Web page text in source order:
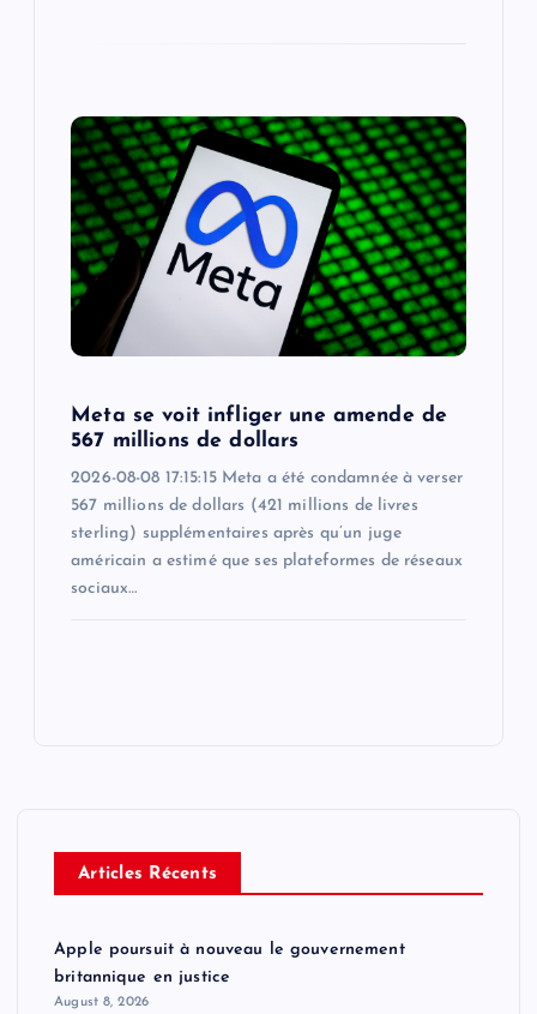
Meta se voit infliger une amende de
567 millions de dollars
2026-08-08 17:15:15 Meta a été condamnée à verser
567 millions de dollars (421 millions de livres
sterling) supplémentaires après qu’un juge
américain a estimé que ses plateformes de réseaux
sociaux…
Articles Récents
Apple poursuit à nouveau le gouvernement
britannique en justice
August 8, 2026